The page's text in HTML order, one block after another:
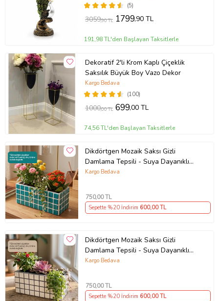
(5)
3059,90 TL 1799,90 TL
191,98 TL'den Başlayan Taksitlerle
Dekoratif 2'li Krom Kaplı Çiçeklik
Saksılık Büyük Boy Vazo Dekor
(100)
Kargo Bedava
1000,00 TL 699,00 TL
74,56 TL'den Başlayan Taksitlerle
Dikdörtgen Mozaik Saksı Gizli
Damlama Tepsili - Suya Dayanıklı
Çiçek Saksısı
Kargo Bedava
750,00 TL
Sepette %20 İndirim 600,00 TL
Dikdörtgen Mozaik Saksı Gizli
Damlama Tepsili - Suya Dayanıklı
Çiçek Saksısı
Kargo Bedava
750,00 TL
Sepette %20 İndirim 600,00 TL